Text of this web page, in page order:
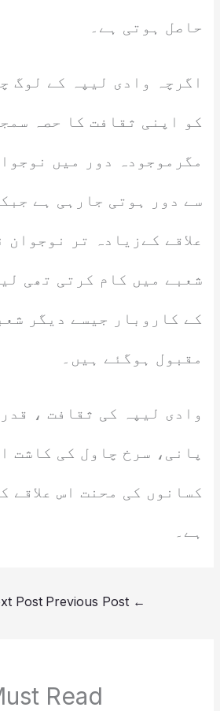
حاصل ہوتی ہے۔
اگرچہ وادی لیپہ کے لوگ
کو اپنی ثقافت کا حصہ
مگرموجودہ دور میں
سے دور ہوتی جارہی ہے
علاقے کےزیادہ تر نوجوان
شعبے میں کام کرتی تھی
کے کاروبار جیسے دیگر
مقبول ہوگئے ہیں۔
وادی لیپہ کی ثقافت ،
پانی، سرخ چاول کی کاشت
کسانوں کی محنت اس علاقے
ہے۔
←
Post
Read